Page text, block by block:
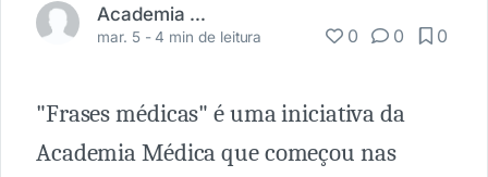
Academia Médica
mar. 5 -4 min de leitura 0 0 0
"Frases médicas" é uma iniciativa da
Academia Médica que começou nas